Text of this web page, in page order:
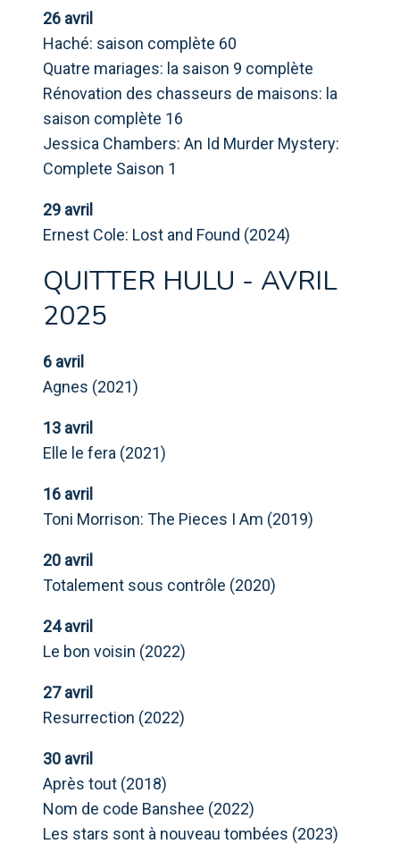
26 avril
Haché: saison complète 60
Quatre mariages: la saison 9 complète
Rénovation des chasseurs de maisons: la
saison complète 16
Jessica Chambers: An Id Murder Mystery:
Complete Saison 1
29 avril
Ernest Cole: Lost and Found (2024)
QUITTER HULU - AVRIL
2025
6 avril
Agnes (2021)
13 avril
Elle le fera (2021)
16 avril
Toni Morrison: The Pieces I Am (2019)
20 avril
Totalement sous contrôle (2020)
24 avril
Le bon voisin (2022)
27 avril
Resurrection (2022)
30 avril
Après tout (2018)
Nom de code Banshee (2022)
Les stars sont à nouveau tombées (2023)